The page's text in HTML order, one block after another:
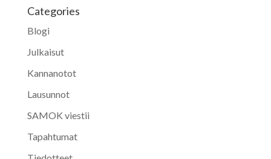
Categories
Blogi
Julkaisut
Kannanotot
Lausunnot
SAMOK viestii
Tapahtumat